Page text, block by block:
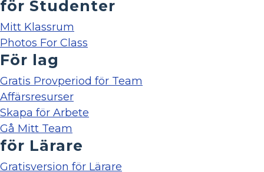
för Studenter
Mitt Klassrum
Photos For Class
För lag
Gratis Provperiod för Team
Affärsresurser
Skapa för Arbete
Gå Mitt Team
för Lärare
Gratisversion för Lärare